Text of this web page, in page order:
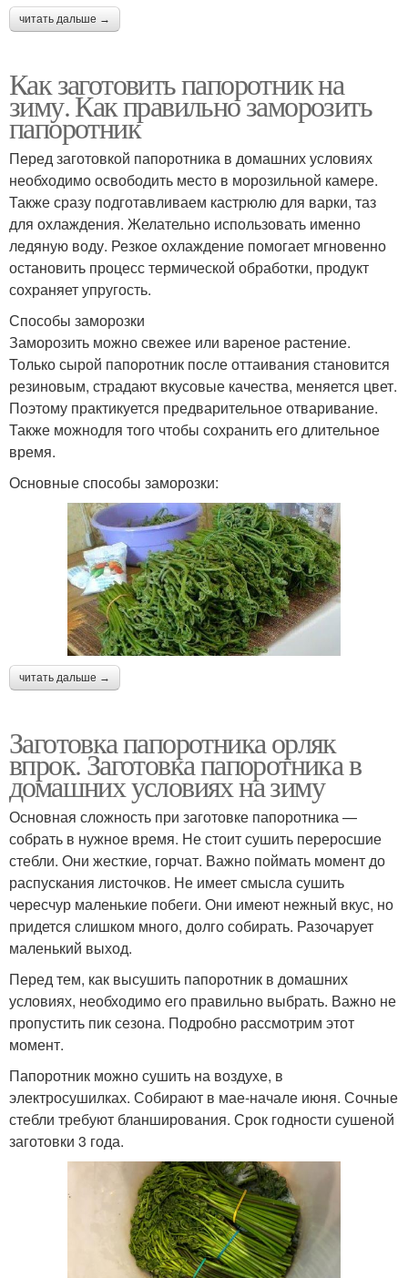
читать дальше →
Как заготовить папоротник на
зиму. Как правильно заморозить
папоротник
Перед заготовкой папоротника в домашних условиях
необходимо освободить место в морозильной камере.
Также сразу подготавливаем кастрюлю для варки, таз
для охлаждения. Желательно использовать именно
ледяную воду. Резкое охлаждение помогает мгновенно
остановить процесс термической обработки, продукт
сохраняет упругость.
Способы заморозки
Заморозить можно свежее или вареное растение.
Только сырой папоротник после оттаивания становится
резиновым, страдают вкусовые качества, меняется цвет.
Поэтому практикуется предварительное отваривание.
Также можнодля того чтобы сохранить его длительное
время.
Основные способы заморозки:
читать дальше →
Заготовка папоротника орляк
впрок. Заготовка папоротника в
домашних условиях на зиму
Основная сложность при заготовке папоротника —
собрать в нужное время. Не стоит сушить переросшие
стебли. Они жесткие, горчат. Важно поймать момент до
распускания листочков. Не имеет смысла сушить
чересчур маленькие побеги. Они имеют нежный вкус, но
придется слишком много, долго собирать. Разочарует
маленький выход.
Перед тем, как высушить папоротник в домашних
условиях, необходимо его правильно выбрать. Важно не
пропустить пик сезона. Подробно рассмотрим этот
момент.
Папоротник можно сушить на воздухе, в
электросушилках. Собирают в мае-начале июня. Сочные
стебли требуют бланширования. Срок годности сушеной
заготовки 3 года.